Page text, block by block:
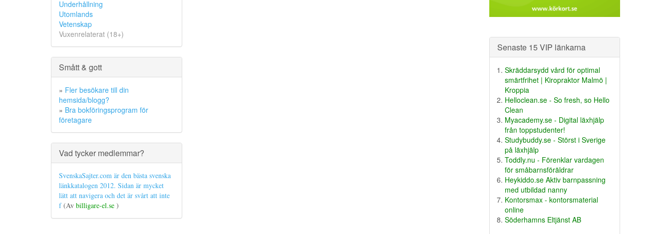
Underhållning
Utomlands
Vetenskap
Vuxenrelaterat (18+)
Smått & gott
» Fler besökare till din
hemsida/blogg?
» Bra bokföringsprogram för
företagare
Vad tycker medlemmar?
SvenskaSajter.com är den bästa svenska
länkkatalogen 2012. Sidan är mycket
lätt att navigera och det är svårt att inte
f(Av billigare-el.se )
Senaste 15 VIP länkarna
Skräddarsydd vård för optimal
smärtfrihet | Kiropraktor Malmö |
Kroppia
Helloclean.se - So fresh, so Hello
Clean
Myacademy.se - Digital läxhjälp
från toppstudenter!
Studybuddy.se - Störst i Sverige
på läxhjälp
Toddly.nu - Förenklar vardagen
för småbarnsföräldrar
Heykiddo.se Aktiv barnpassning
med utbildad nanny
Kontorsmax - kontorsmaterial
online
Söderhamns Eltjänst AB